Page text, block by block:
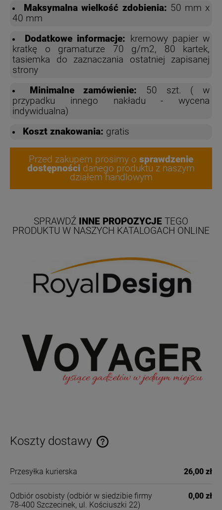
Maksymalna wielkość zdobienia: 50 mm x
40 mm
Dodatkowe informacje: kremowy papier w
kratkę o gramaturze 70 g/m2, 80 kartek,
tasiemka do zaznaczania ostatniej zapisanej
strony
Minimalne zamówienie: 50 szt. ( w
przypadku innego nakładu - wycena
indywidualna)
Koszt znakowania: gratis
Przed zakupem prosimy o sprawdzenie
dostępności danego produktu z naszym
działem handlowym
SPRAWDŹ INNE PROPOZYCJE TEGO
PRODUKTU W NASZYCH KATALOGACH ONLINE
Koszty dostawy
Cena nie zawiera ewentualnych kosztów płatności
Przesyłka kurierska 26,00 zł
Odbiór osobisty (odbiór w siedzibie firmy
78-400 Szczecinek, ul. Kościuszki 22)
0,00 zł